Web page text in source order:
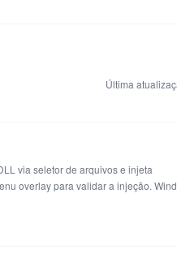
Última
via seletor de arquivos e injeta
overlay para validar a injeção.